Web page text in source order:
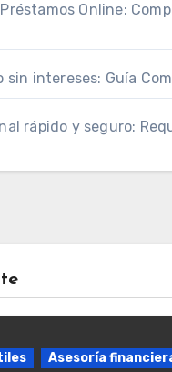
Online:
sin intereses: Guía
rápido y seguro:
Asesoría